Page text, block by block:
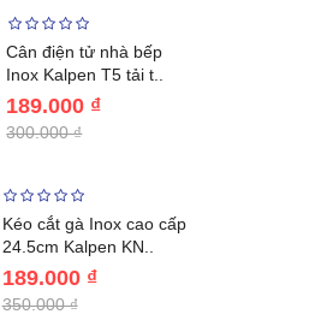
Cân điện tử nhà bếp
Inox Kalpen T5 tải t..
189.000 ₫
300.000 ₫
Kéo cắt gà Inox cao cấp
24.5cm Kalpen KN..
189.000 ₫
350.000 ₫